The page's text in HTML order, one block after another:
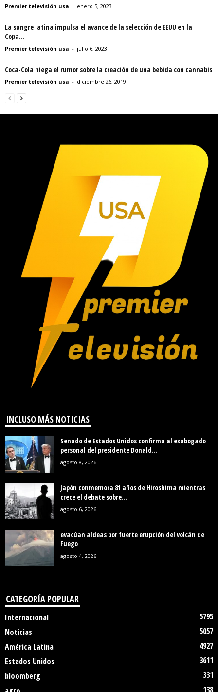
Premier televisión usa - enero 5, 2023
La sangre latina impulsa el avance de la selección de EEUU en la
Copa...
Premier televisión usa - julio 6, 2023
Coca-Cola niega el rumor sobre la creación de una bebida con cannabis
Premier televisión usa - diciembre 26, 2019
INCLUSO MÁS NOTICIAS
Senado de Estados Unidos confirma al exabogado
personal del presidente Donald...
agosto 8, 2026
Japón conmemora 81 años de Hiroshima mientras
crece el debate sobre...
agosto 6, 2026
evacúan aldeas por fuerte erupción del volcán de
Fuego
agosto 4, 2026
CATEGORÍA POPULAR
Internacional
5795
Noticias
5057
América Latina
4927
Estados Unidos
3611
bloomberg
331
138